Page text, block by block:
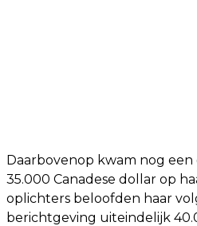
Daarbovenop kwam nog een
35.000 Canadese dollar op
oplichters beloofden haar
berichtgeving uiteindelijk